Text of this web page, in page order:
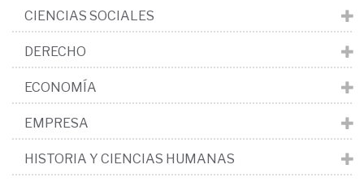
CIENCIAS SOCIALES
DERECHO
ECONOMÍA
EMPRESA
HISTORIA Y CIENCIAS HUMANAS